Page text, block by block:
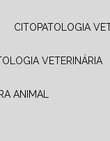
CITOPATOLOGIA
VETERINÁRIA
ANIMAL